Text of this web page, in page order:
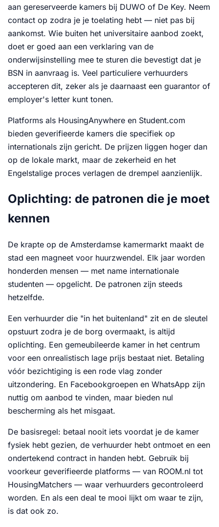
aan gereserveerde kamers bij DUWO of De Key. Neem
contact op zodra je je toelating hebt — niet pas bij
aankomst. Wie buiten het universitaire aanbod zoekt,
doet er goed aan een verklaring van de
onderwijsinstelling mee te sturen die bevestigt dat je
BSN in aanvraag is. Veel particuliere verhuurders
accepteren dit, zeker als je daarnaast een guarantor of
employer's letter kunt tonen.
Platforms als HousingAnywhere en Student.com
bieden geverifieerde kamers die specifiek op
internationals zijn gericht. De prijzen liggen hoger dan
op de lokale markt, maar de zekerheid en het
Engelstalige proces verlagen de drempel aanzienlijk.
Oplichting: de patronen die je moet
kennen
De krapte op de Amsterdamse kamermarkt maakt de
stad een magneet voor huurzwendel. Elk jaar worden
honderden mensen — met name internationale
studenten — opgelicht. De patronen zijn steeds
hetzelfde.
Een verhuurder die "in het buitenland" zit en de sleutel
opstuurt zodra je de borg overmaakt, is altijd
oplichting. Een gemeubileerde kamer in het centrum
voor een onrealistisch lage prijs bestaat niet. Betaling
vóór bezichtiging is een rode vlag zonder
uitzondering. En Facebookgroepen en WhatsApp zijn
nuttig om aanbod te vinden, maar bieden nul
bescherming als het misgaat.
De basisregel: betaal nooit iets voordat je de kamer
fysiek hebt gezien, de verhuurder hebt ontmoet en een
ondertekend contract in handen hebt. Gebruik bij
voorkeur geverifieerde platforms — van ROOM.nl tot
HousingMatchers — waar verhuurders gecontroleerd
worden. En als een deal te mooi lijkt om waar te zijn,
is dat ook zo.